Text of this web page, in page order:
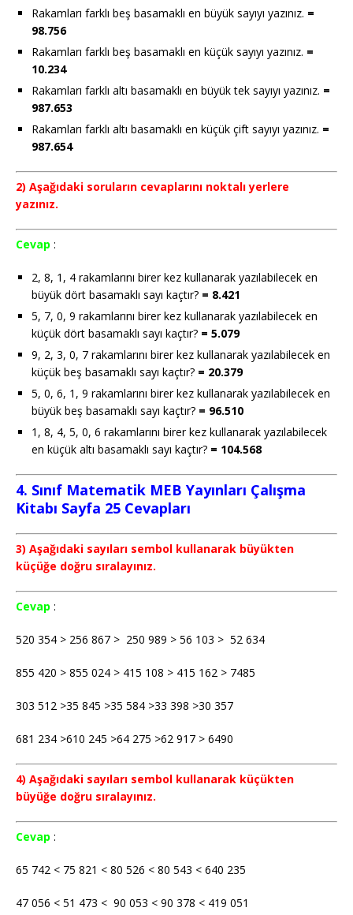
Rakamları farklı beş basamaklı en büyük sayıyı yazınız. =
98.756
Rakamları farklı beş basamaklı en küçük sayıyı yazınız. =
10.234
Rakamları farklı altı basamaklı en büyük tek sayıyı yazınız. =
987.653
Rakamları farklı altı basamaklı en küçük çift sayıyı yazınız. =
987.654
2) Aşağıdaki soruların cevaplarını noktalı yerlere
yazınız.
Cevap :
2, 8, 1, 4 rakamlarını birer kez kullanarak yazılabilecek en
büyük dört basamaklı sayı kaçtır? = 8.421
5, 7, 0, 9 rakamlarını birer kez kullanarak yazılabilecek en
küçük dört basamaklı sayı kaçtır? = 5.079
9, 2, 3, 0, 7 rakamlarını birer kez kullanarak yazılabilecek en
küçük beş basamaklı sayı kaçtır? = 20.379
5, 0, 6, 1, 9 rakamlarını birer kez kullanarak yazılabilecek en
büyük beş basamaklı sayı kaçtır? = 96.510
1, 8, 4, 5, 0, 6 rakamlarını birer kez kullanarak yazılabilecek
en küçük altı basamaklı sayı kaçtır? = 104.568
4. Sınıf Matematik MEB Yayınları Çalışma
Kitabı Sayfa 25 Cevapları
3) Aşağıdaki sayıları sembol kullanarak büyükten
küçüğe doğru sıralayınız.
Cevap :
520 354 > 256 867 > 250 989 > 56 103 > 52 634
855 420 > 855 024 > 415 108 > 415 162 > 7485
303 512 >35 845 >35 584 >33 398 >30 357
681 234 >610 245 >64 275 >62 917 > 6490
4) Aşağıdaki sayıları sembol kullanarak küçükten
büyüğe doğru sıralayınız.
Cevap :
65 742 < 75 821 < 80 526 < 80 543 < 640 235
47 056 < 51 473 < 90 053 < 90 378 < 419 051